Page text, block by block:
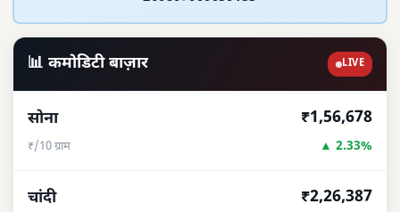
📊 कमोडिटी बाज़ार LIVE
सोना
₹/10 ग्राम
₹1,56,678
▲ 2.33%
चांदी ₹2,26,387